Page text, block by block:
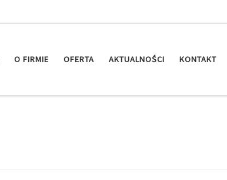
O FIRMIE OFERTA AKTUALNOŚCI KONTAKT